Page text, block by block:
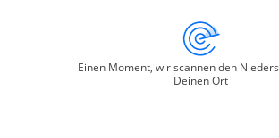
Einen Moment, wir scannen den
Deinen Ort